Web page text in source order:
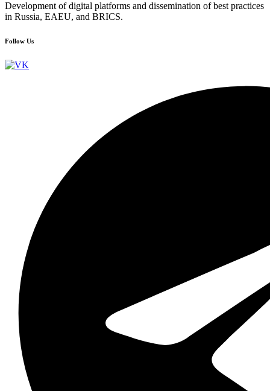
Development of digital platforms and dissemination of best practices
in Russia, EAEU, and BRICS.
Follow Us